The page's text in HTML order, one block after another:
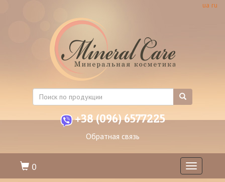
ua ru
+38 (096) 6577225
Обратная связь
Toggle
navigation
0